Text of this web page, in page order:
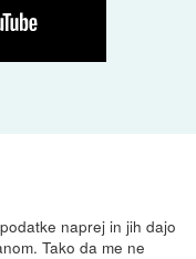
naprej in jih dajo
Tako da me ne